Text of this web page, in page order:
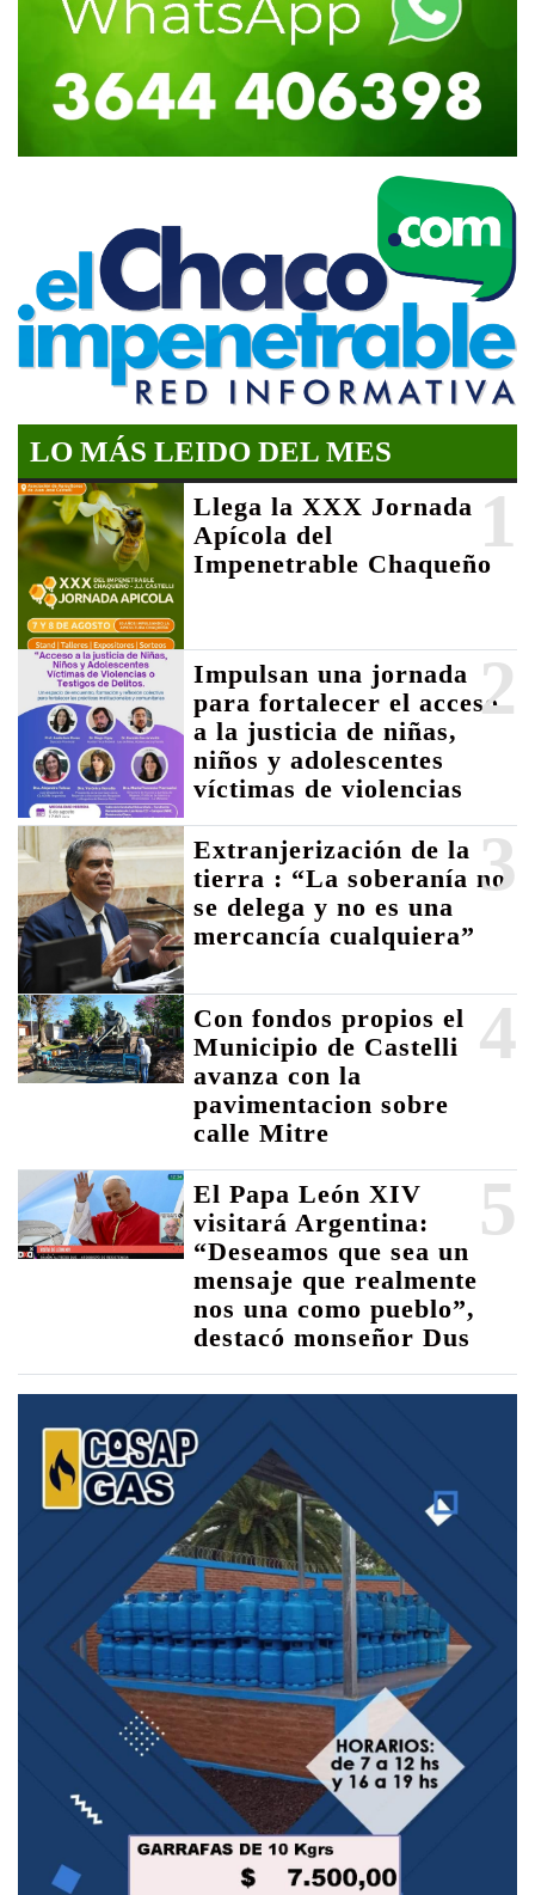
LO MÁS LEIDO DEL MES
1
Llega la XXX Jornada
Apícola del
Impenetrable Chaqueño
2
Impulsan una jornada
para fortalecer el acceso
a la justicia de niñas,
niños y adolescentes
víctimas de violencias
3
Extranjerización de la
tierra : “La soberanía no
se delega y no es una
mercancía cualquiera”
4
Con fondos propios el
Municipio de Castelli
avanza con la
pavimentacion sobre
calle Mitre
5
El Papa León XIV
visitará Argentina:
“Deseamos que sea un
mensaje que realmente
nos una como pueblo”,
destacó monseñor Dus